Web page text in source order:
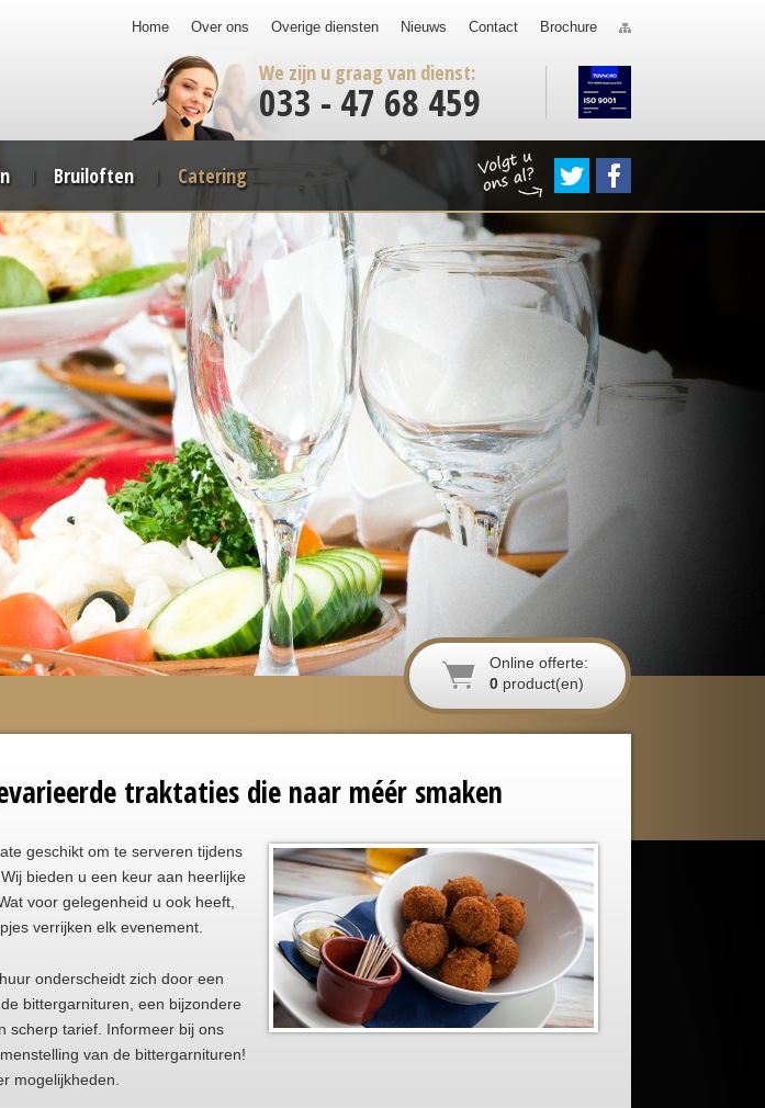
Home Over ons Overige diensten Nieuws Contact Brochure
We zijn u graag van dienst:
033 - 47 68 459
Bruiloften Catering
Online offerte:
0 product(en)
traktaties die naar méér smaken
geschikt om te serveren tijdens
bieden u een keur aan heerlijke
voor gelegenheid u ook heeft,
verrijken elk evenement.
onderscheidt zich door een
bittergarnituren, een bijzondere
scherp tarief. Informeer bij ons
van de bittergarnituren!
mogelijkheden.